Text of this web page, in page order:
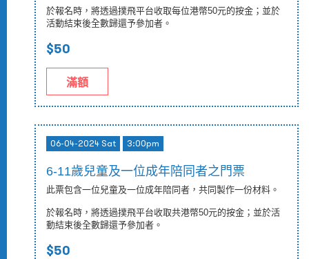
於報名時，將透過撲飛平台收取每位港幣50元的按金；並於
活動結束後全數歸還予參加者。
$50
滿額
06-04-2024 Sat 3:00pm
6-11歲兒童及一位成年陪同者之門票
此票包含一位兒童及一位成年陪同者，共同製作一份材料。
於報名時，將透過撲飛平台收取共港幣50元的按金；並於活
動結束後全數歸還予參加者。
$50